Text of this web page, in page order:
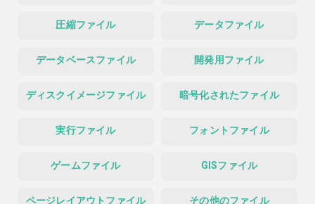
圧縮ファイル データファイル
データベースファイル 開発用ファイル
ディスクイメージファイル 暗号化されたファイル
実行ファイル フォントファイル
ゲームファイル GISファイル
ページレイアウトファイル その他のファイル